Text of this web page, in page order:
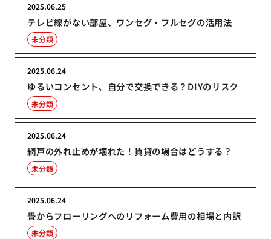
テレビ線がない部屋、ワンセグ・フルセグの活用法
2025.06.25
未分類
ゆるいコンセント、自分で交換できる？DIYのリスク
2025.06.24
未分類
網戸の外れ止めが壊れた！賃貸の場合はどうする？
2025.06.24
未分類
畳からフローリングへのリフォーム費用の相場と内訳
2025.06.24
未分類